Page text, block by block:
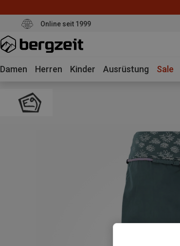
Online seit 1999
Damen Herren Kinder Ausrüstung Sale